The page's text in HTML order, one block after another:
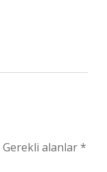
Gerekli alanlar*